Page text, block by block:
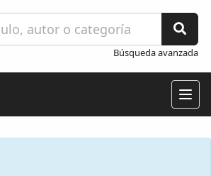
Búsqueda avanzada